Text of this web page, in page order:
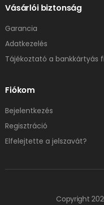
Vásárlói biztonság
Garancia
Adatkezelés
Tájékoztató a bankkártyás
Fiókom
Bejelentkezés
Regisztráció
Elfelejtette a jelszavát?
Copyright